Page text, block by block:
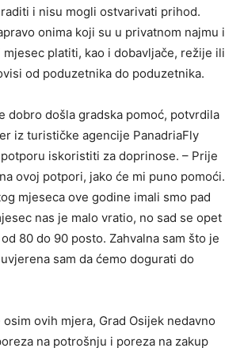
i nisu mogli ostvarivati prihod.
onima koji su u privatnom najmu i
mjesec platiti, kao i dobavljače, režije ili
od poduzetnika do poduzetnika.
dobro došla gradska pomoć, potvrdila
iz turističke agencije PanadriaFly
iskoristiti za doprinose. – Prije
ovoj potpori, jako će mi puno pomoći.
mjeseca ove godine imali smo pad
nas je malo vratio, no sad se opet
80 do 90 posto. Zahvalna sam što je
sam da ćemo dogurati do
ovih mjera, Grad Osijek nedavno
na potrošnju i poreza na zakup